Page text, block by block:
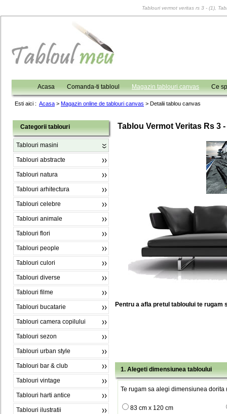
Tablouri vermot veritas rs 3 - (1),
Acasa Comanda-ti tabloul Magazin tablouri canvas Ce
Esti aici : Acasa > Magazin online de tablouri canvas > Detalii tablou canvas
Categorii tablouri
Tablouri masini
Tablouri abstracte
Tablouri natura
Tablouri arhitectura
Tablouri celebre
Tablouri animale
Tablouri flori
Tablouri people
Tablouri culori
Tablouri diverse
Tablouri filme
Tablouri bucatarie
Tablouri camera copilului
Tablouri sezon
Tablouri urban style
Tablouri bar & club
Tablouri vintage
Tablouri harti antice
Tablouri ilustratii
Tablou Vermot Veritas Rs 3 -
Pentru a afla pretul tabloului te rugam
1. Alegeti dimensiunea tabloului
Te rugam sa alegi dimensiunea dorita
83 cm x 120 cm